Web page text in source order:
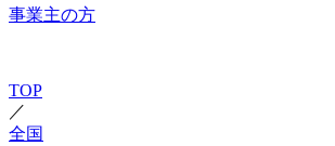
事業主の方
TOP
／
全国